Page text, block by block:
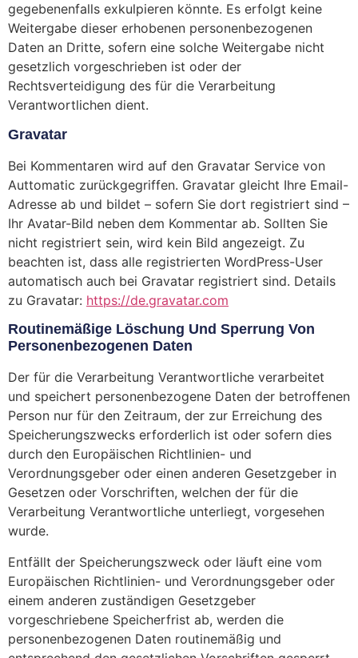
gegebenenfalls exkulpieren könnte. Es erfolgt keine
Weitergabe dieser erhobenen personenbezogenen
Daten an Dritte, sofern eine solche Weitergabe nicht
gesetzlich vorgeschrieben ist oder der
Rechtsverteidigung des für die Verarbeitung
Verantwortlichen dient.
Gravatar
Bei Kommentaren wird auf den Gravatar Service von
Auttomatic zurückgegriffen. Gravatar gleicht Ihre Email-
Adresse ab und bildet – sofern Sie dort registriert sind –
Ihr Avatar-Bild neben dem Kommentar ab. Sollten Sie
nicht registriert sein, wird kein Bild angezeigt. Zu
beachten ist, dass alle registrierten WordPress-User
automatisch auch bei Gravatar registriert sind. Details
zu Gravatar: https://de.gravatar.com
Routinemäßige Löschung Und Sperrung Von
Personenbezogenen Daten
Der für die Verarbeitung Verantwortliche verarbeitet
und speichert personenbezogene Daten der betroffenen
Person nur für den Zeitraum, der zur Erreichung des
Speicherungszwecks erforderlich ist oder sofern dies
durch den Europäischen Richtlinien- und
Verordnungsgeber oder einen anderen Gesetzgeber in
Gesetzen oder Vorschriften, welchen der für die
Verarbeitung Verantwortliche unterliegt, vorgesehen
wurde.
Entfällt der Speicherungszweck oder läuft eine vom
Europäischen Richtlinien- und Verordnungsgeber oder
einem anderen zuständigen Gesetzgeber
vorgeschriebene Speicherfrist ab, werden die
personenbezogenen Daten routinemäßig und